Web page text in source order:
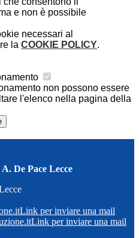
e non è possibile
necessari al
la COOKIE POLICY.
non possono essere
l'elenco nella pagina della
De Pace Lecce
Link per inviare una mail
Link per inviare una mail